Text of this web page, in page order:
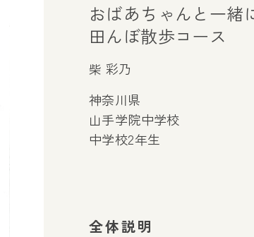
おばあちゃんと一
田んぼ散歩コース
柴 彩乃
神奈川県
山手学院中学校
中学校2年生
全体説明